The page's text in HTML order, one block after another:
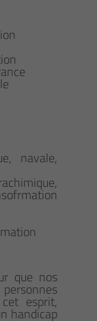
navale,
que nos
esprit,
handicap